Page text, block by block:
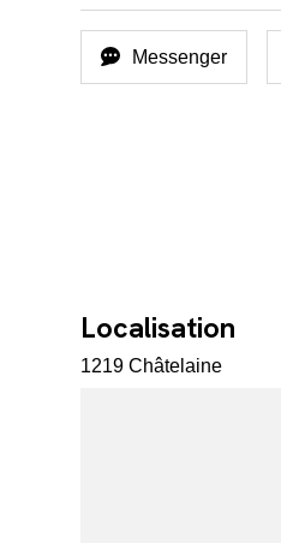
Messenger
Localisation
1219 Châtelaine